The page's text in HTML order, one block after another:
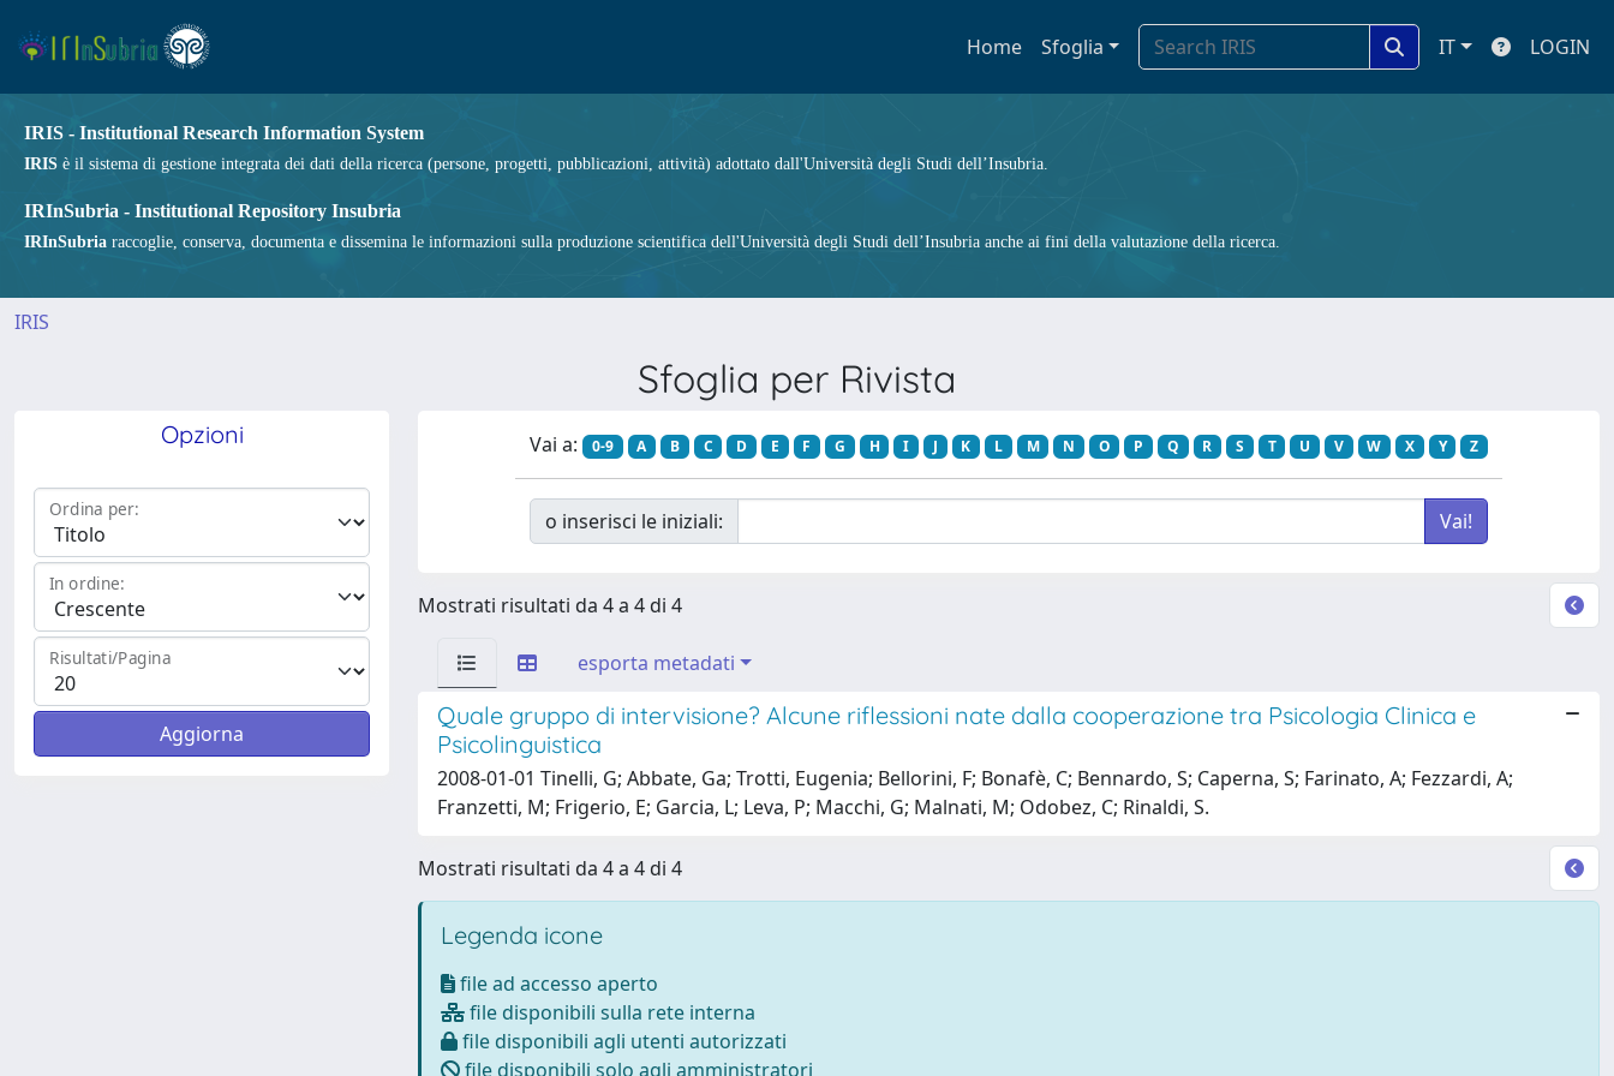
Home Sfoglia IT LOGIN
IRIS - Institutional Research Information System
IRIS è il sistema di gestione integrata dei dati della ricerca (persone, progetti, pubblicazioni, attività) adottato dall'Università degli Studi dell’Insubria.
IRInSubria - Institutional Repository Insubria
IRInSubria raccoglie, conserva, documenta e dissemina le informazioni sulla produzione scientifica dell'Università degli Studi dell’Insubria anche ai fini della valutazione della ricerca.
IRIS
Sfoglia per Rivista
Opzioni
Ordina per:
In ordine:
Risultati/Pagina
Vai a: 0-9 A B C D E F G H I J K L M N O P Q R S T U V W X Y Z
o inserisci le iniziali:
Mostrati risultati da 4 a 4 di 4
esporta metadati
Quale gruppo di intervisione? Alcune riflessioni nate dalla cooperazione tra Psicologia Clinica e
Psicolinguistica
2008-01-01 Tinelli, G; Abbate, Ga; Trotti, Eugenia; Bellorini, F; Bonafè, C; Bennardo, S; Caperna, S; Farinato, A; Fezzardi, A;
Franzetti, M; Frigerio, E; Garcia, L; Leva, P; Macchi, G; Malnati, M; Odobez, C; Rinaldi, S.
Mostrati risultati da 4 a 4 di 4
Legenda icone
file ad accesso aperto
file disponibili sulla rete interna
file disponibili agli utenti autorizzati
file disponibili solo agli amministratori